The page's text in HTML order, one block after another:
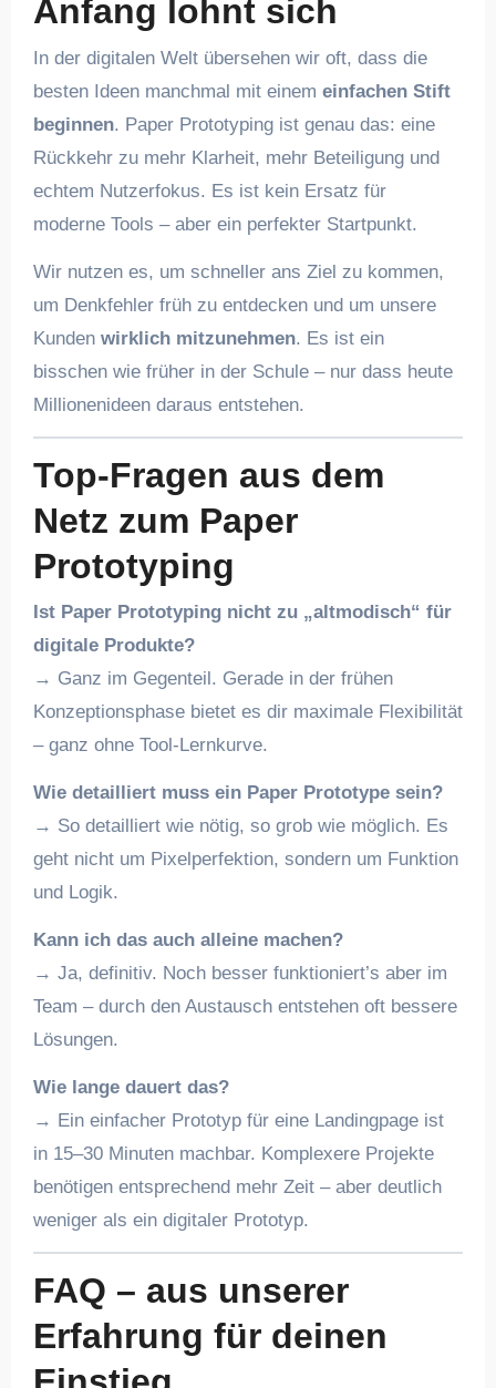
Anfang lohnt sich
In der digitalen Welt übersehen wir oft, dass die
besten Ideen manchmal mit einem einfachen Stift
beginnen. Paper Prototyping ist genau das: eine
Rückkehr zu mehr Klarheit, mehr Beteiligung und
echtem Nutzerfokus. Es ist kein Ersatz für
moderne Tools – aber ein perfekter Startpunkt.
Wir nutzen es, um schneller ans Ziel zu kommen,
um Denkfehler früh zu entdecken und um unsere
Kunden wirklich mitzunehmen. Es ist ein
bisschen wie früher in der Schule – nur dass heute
Millionenideen daraus entstehen.
Top-Fragen aus dem
Netz zum Paper
Prototyping
Ist Paper Prototyping nicht zu „altmodisch“ für
digitale Produkte?
→ Ganz im Gegenteil. Gerade in der frühen
Konzeptionsphase bietet es dir maximale Flexibilität
– ganz ohne Tool-Lernkurve.
Wie detailliert muss ein Paper Prototype sein?
→ So detailliert wie nötig, so grob wie möglich. Es
geht nicht um Pixelperfektion, sondern um Funktion
und Logik.
Kann ich das auch alleine machen?
→ Ja, definitiv. Noch besser funktioniert’s aber im
Team – durch den Austausch entstehen oft bessere
Lösungen.
Wie lange dauert das?
→ Ein einfacher Prototyp für eine Landingpage ist
in 15–30 Minuten machbar. Komplexere Projekte
benötigen entsprechend mehr Zeit – aber deutlich
weniger als ein digitaler Prototyp.
FAQ – aus unserer
Erfahrung für deinen